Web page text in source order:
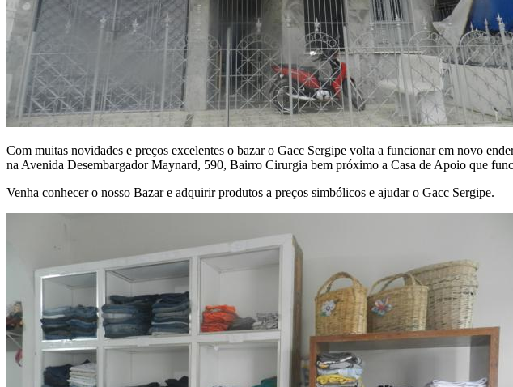
Com muitas novidades e preços excelentes o bazar o Gacc Sergipe volta a funcionar em novo
na Avenida Desembargador Maynard, 590, Bairro Cirurgia bem próximo a Casa de Apoio que
Venha conhecer o nosso Bazar e adquirir produtos a preços simbólicos e ajudar o Gacc Sergipe.